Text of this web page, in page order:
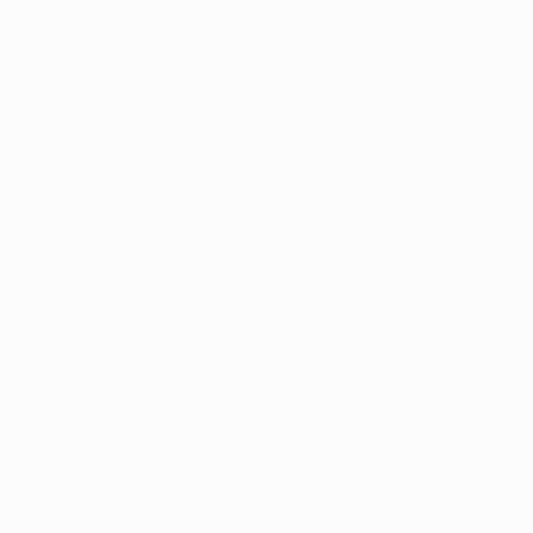
зале, находящемся в административном здании
крымского вина на память об отдыхе в Любимовке.
на море, расположен дом-музей семьи Перовских,
хозяйственник-винодел Ф. О. Шталь. Здесь Вы можете
Великой Отечественной войны и истории развития
зимой мерцают свечи, потрескивают дрова в камине, льется
а затем мужественно защищала Севастополь во время
России, в котором выставлена уникальная экспозиция
так и немецкие суперорудия в годы Великой Отечественной